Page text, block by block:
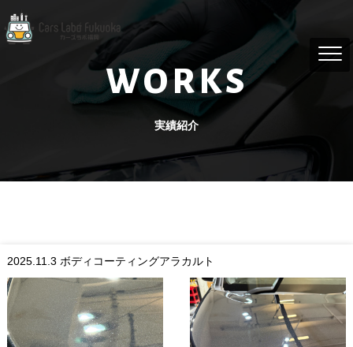
WORKS
実績紹介
2025.11.3 ボディコーティングアラカルト